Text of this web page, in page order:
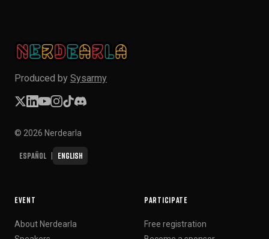
Produced by Sysarmy
© 2026 Nerdearla
Español English
EVENT
About Nerdearla
PARTICIPATE
Free registration